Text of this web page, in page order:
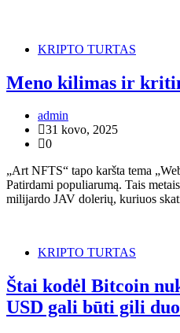
KRIPTO TURTAS
Meno kilimas ir
admin
31 kovo, 2025
0
„Art NFTS“ tapo karšta tema
Patirdami populiarumą. Tais
milijardo JAV dolerių, kuriuos
KRIPTO TURTAS
Štai kodėl Bitcoin
USD gali būti gili